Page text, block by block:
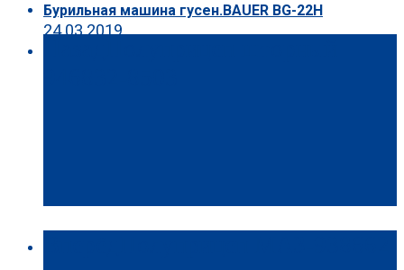
Бурильная машина гусен.BAUER BG-22H
24.03.2019